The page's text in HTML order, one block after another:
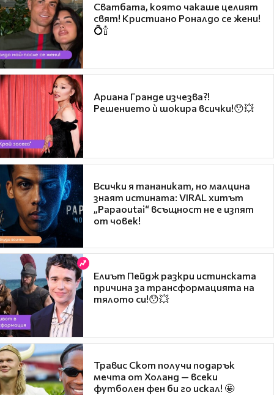
Сватбата, която чакаше целият
свят! Кристиано Роналдо се жени!
💍🍾
Ариана Гранде изчезва?!
Решението ѝ шокира всички!😯💥
Всички я тананикат, но малцина
знаят истината: VIRAL хитът
„Papaoutai“ всъщност не е изпят
от човек!
Елиът Пейдж разкри истинската
причина за трансформацията на
тялото си!😯💥
Травис Скот получи подарък
мечта от Холанд — всеки
футболен фен би го искал! 🤩